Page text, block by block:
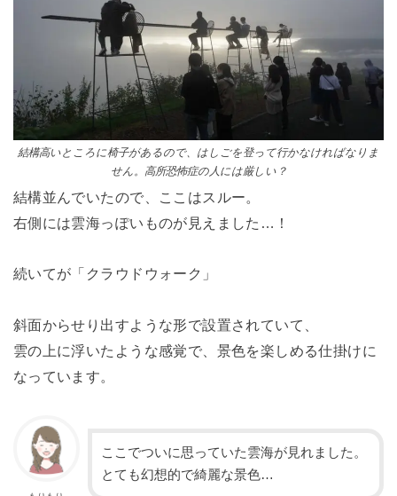
結構高いところに椅子があるので、はしごを登って行かなければなりま
せん。高所恐怖症の人には厳しい？
結構並んでいたので、ここはスルー。
右側には雲海っぽいものが見えました…！
続いてが「クラウドウォーク」
斜面からせり出すような形で設置されていて、
雲の上に浮いたような感覚で、景色を楽しめる仕掛けに
なっています。
ここでついに思っていた雲海が見れました。
とても幻想的で綺麗な景色…